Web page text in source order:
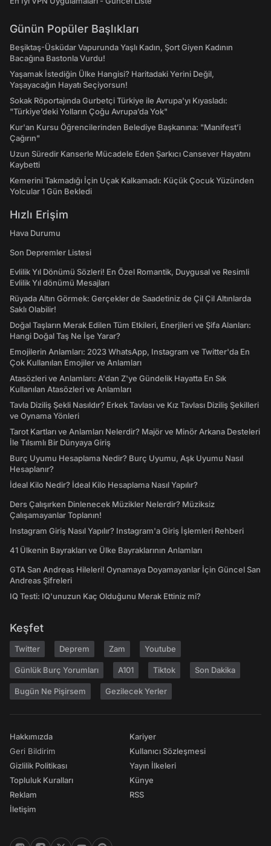
Günün Popüler Başlıkları
Beşiktaş-Üsküdar Vapurunda Yaşlı Kadın, Şort Giyen Kadının
Bacağına Bastonla Vurdu!
Yaşamak İstediğin Ülke Hangisi? Haritadaki Yerini Değil,
Yaşayacağın Hayatı Seçiyorsun!
Sokak Röportajında Gurbetçi Türkiye ile Avrupa'yı Kıyasladı:
"Türkiye’deki Yolların Çoğu Avrupa’da Yok"
Kur'an Kursu Öğrencilerinden Belediye Başkanına: "Manifest’i
Çağırın"
Uzun Süredir Kanserle Mücadele Eden Şarkıcı Cansever Hayatını
Kaybetti
Kemerini Takmadığı İçin Uçak Kalkamadı: Küçük Çocuk Yüzünden
Yolcular 1 Gün Bekledi
Hızlı Erişim
Hava Durumu
Son Depremler Listesi
Evlilik Yıl Dönümü Sözleri! En Özel Romantik, Duygusal ve Resimli
Evlilik Yıl dönümü Mesajları
Rüyada Altın Görmek: Gerçekler de Saadetiniz de Çil Çil Altınlarda
Saklı Olabilir!
Doğal Taşların Merak Edilen Tüm Etkileri, Enerjileri ve Şifa Alanları:
Hangi Doğal Taş Ne İşe Yarar?
Emojilerin Anlamları: 2023 WhatsApp, Instagram ve Twitter'da En
Çok Kullanılan Emojiler ve Anlamları
Atasözleri ve Anlamları: A'dan Z'ye Gündelik Hayatta En Sık
Kullanılan Atasözleri ve Anlamları
Tavla Diziliş Şekli Nasıldır? Erkek Tavlası ve Kız Tavlası Diziliş Şekilleri
ve Oynama Yönleri
Tarot Kartları ve Anlamları Nelerdir? Majör ve Minör Arkana Desteleri
İle Tılsımlı Bir Dünyaya Giriş
Burç Uyumu Hesaplama Nedir? Burç Uyumu, Aşk Uyumu Nasıl
Hesaplanır?
İdeal Kilo Nedir? İdeal Kilo Hesaplama Nasıl Yapılır?
Ders Çalışırken Dinlenecek Müzikler Nelerdir? Müziksiz
Çalışamayanlar Toplanın!
Instagram Giriş Nasıl Yapılır? Instagram'a Giriş İşlemleri Rehberi
41 Ülkenin Bayrakları ve Ülke Bayraklarının Anlamları
GTA San Andreas Hileleri! Oynamaya Doyamayanlar İçin Güncel San
Andreas Şifreleri
IQ Testi: IQ'unuzun Kaç Olduğunu Merak Ettiniz mi?
Keşfet
Twitter Deprem Zam Youtube
Günlük Burç Yorumları A101 Tiktok Son Dakika
Bugün Ne Pişirsem Gezilecek Yerler
Hakkımızda
Geri Bildirim
Gizlilik Politikası
Topluluk Kuralları
Reklam
İletişim
Kariyer
Kullanıcı Sözleşmesi
Yayın İlkeleri
Künye
RSS